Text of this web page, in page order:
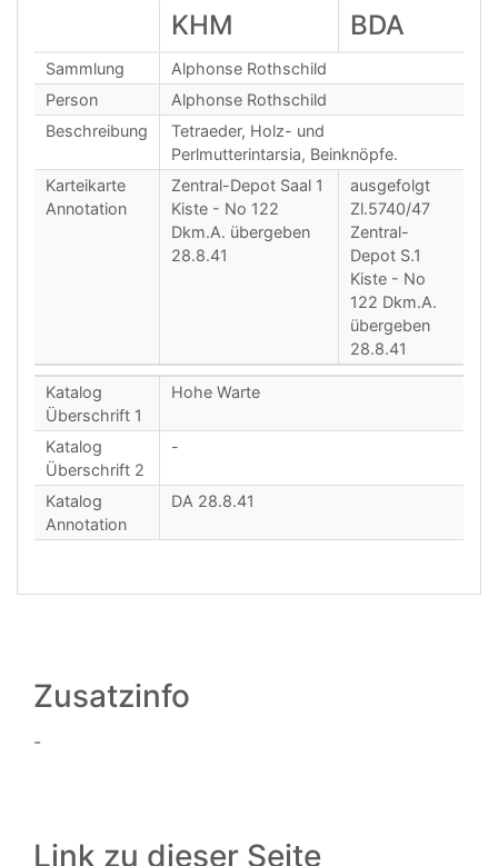
KHM BDA
Sammlung
Alphonse Rothschild
Person
Alphonse Rothschild
Beschreibung
Tetraeder, Holz- und
Perlmutterintarsia, Beinknöpfe.
Karteikarte
Annotation
Zentral-Depot Saal 1
Kiste - No 122
Dkm.A. übergeben
28.8.41
ausgefolgt
Zl.5740/47
Zentral-
Depot S.1
Kiste - No
122 Dkm.A.
übergeben
28.8.41
Katalog
Überschrift 1
Hohe Warte
Katalog
Überschrift 2
-
Katalog
Annotation
DA 28.8.41
Zusatzinfo
-
Link zu dieser Seite